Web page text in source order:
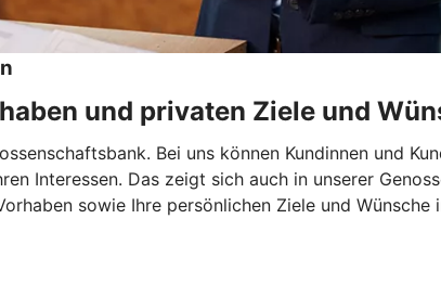
und privaten Ziele und
Bei uns können Kundinnen und
Interessen. Das zeigt sich auch in unserer
sowie Ihre persönlichen Ziele und